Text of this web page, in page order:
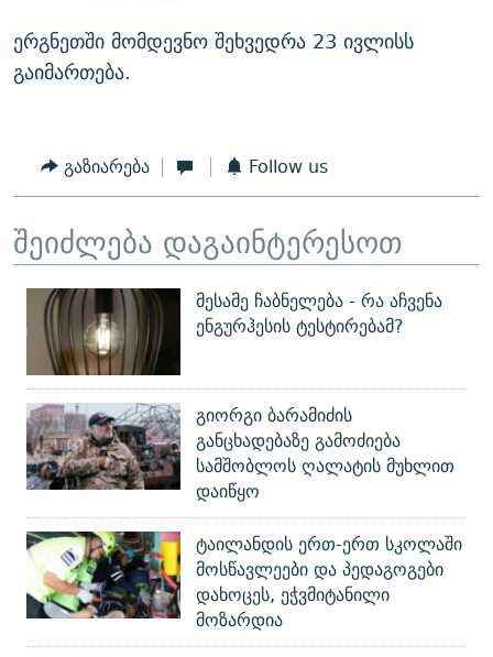
ერგნეთში მომდევნო შეხვედრა 23 ივლისს
გაიმართება.
გაზიარება Follow us
შეიძლება დაგაინტერესოთ
მესამე ჩაბნელება - რა აჩვენა
ენგურჰესის ტესტირებამ?
გიორგი ბარამიძის
განცხადებაზე გამოძიება
სამშობლოს ღალატის მუხლით
დაიწყო
ტაილანდის ერთ-ერთ სკოლაში
მოსწავლეები და პედაგოგები
დახოცეს, ეჭვმიტანილი
მოზარდია